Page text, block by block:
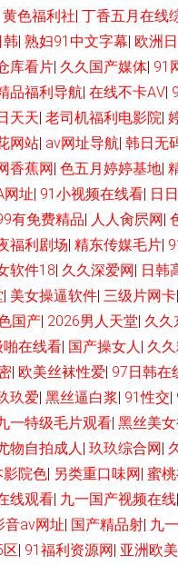
97在线观看视频 麻豆91 黑料嫩草
拍97网 操逼福利社 97人人超碰在
二三区 国产全部视频91 草莓视频
片 日韩福利社区 亚洲操逼在线 伊
大全 五月婷婷操逼 日韩激情在线
欧美 日韩1区二区 天堂网AV手机
看 草草操肏 九一网站白虎 97在线
社区 韩国不卡AC视频 九九热只有
午夜香蕉影院 男女打炮91 91网页
啪在线 91午夜电影院 蜜芽精品
人侵犯 老司机无码 俺去啦综合网
黄色福利社| 丁香五月在线
韩| 熟妇91中文字幕| 欧洲
库看片| 久久国产媒体| 91
品福利导航| 在线不卡AⅤ|
天天| 老司机福利电影院|
网站| av网址导航| 韩日无
香蕉网| 色五月婷婷基地|
网址| 91小视频在线看| 日
有免费精品| 人人肏屄网|
福利剧场| 精东传媒毛片|
软件18| 久久深爱网| 日韩
| 美女操逼软件| 三级片网卡|
国产| 2026男人天堂| 久久
啪在线看| 国产操女人| 久
| 欧美丝袜性爱| 97日韩在
玖爱| 黑丝逼白浆| 91性交|
一特级毛片观看| 黑丝美
物自拍成人| 玖玖综合网|
影院色| 另类重口味网| 蜜
线观看| 九一国产视频在线|
音av网址| 国产精品射| 九
区| 91福利资源网| 亚洲欧